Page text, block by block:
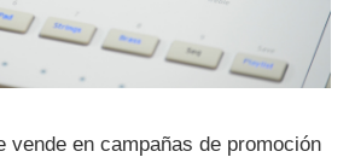
vende en campañas de promoción